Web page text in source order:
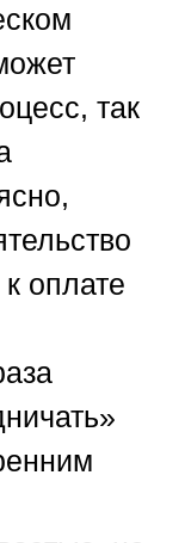
так
оплате